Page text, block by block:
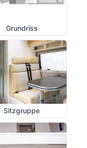
Grundriss
Sitzgruppe